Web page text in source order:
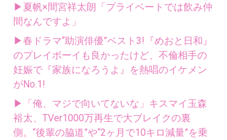
▶夏帆×間宮祥太朗「プライベートでは飲み仲
間なんですよ」
▶春ドラマ“助演俳優”ベスト3!『めおと日和』
のプレイボーイも良かったけど、不倫相手の
妊娠で『家族になろうよ』を熱唱のイケメン
がNo.1!
▶「俺、マジで向いてないな」キスマイ玉森
裕太、TVer1000万再生で大ブレイクの裏
側。“後輩の脇道”や“2ヶ月で10キロ減量”を乗